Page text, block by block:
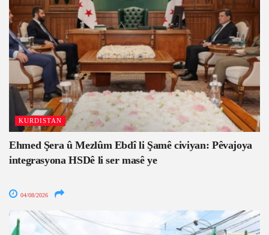
KURDISTAN
Ehmed Şera û Mezlûm Ebdî li Şamê civiyan: Pêvajoya
integrasyona HSDê li ser masê ye
04/08/2026